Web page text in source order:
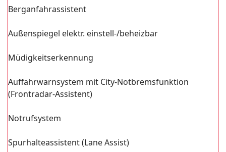
Berganfahrassistent
Außenspiegel elektr. einstell-/beheizbar
Müdigkeitserkennung
Auffahrwarnsystem mit City-Notbremsfunktion
(Frontradar-Assistent)
Notrufsystem
Spurhalteassistent (Lane Assist)